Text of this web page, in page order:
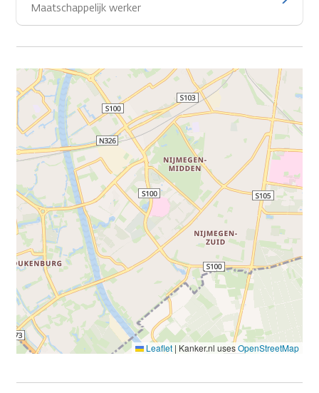
Maatschappelijk werker
Leaflet | Kanker.nl usesOpenStreetMap